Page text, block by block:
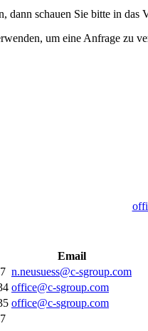
schauen Sie bitte in das
um eine Anfrage zu
Email
n.neusuess@c-sgroup.com
office@c-sgroup.com
office@c-sgroup.com